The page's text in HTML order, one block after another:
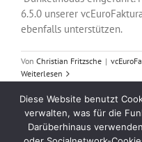
6.5.0 unserer
ebenfalls unterstützen.
Von Christian Fritzsche |
Weiterlesen
Diese Website benutzt
verwalten, was für die
Darüberhinaus